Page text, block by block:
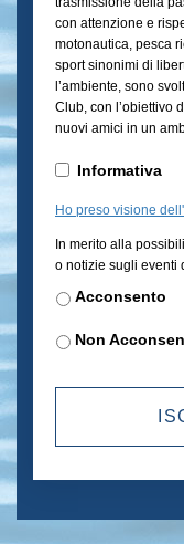
con attenzione e
motonautica, pesca
sport sinonimi di
l’ambiente, sono
Club, con l’obiettivo
nuovi amici in un
Informativa
Informativa
Ho preso visione
Newsletter
In merito alla
o notizie sugli eventi
Acconsento
Non